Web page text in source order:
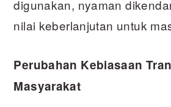
digunakan, nyaman
nilai keberlanjutan untuk
Perubahan Kebiasaan
Masyarakat